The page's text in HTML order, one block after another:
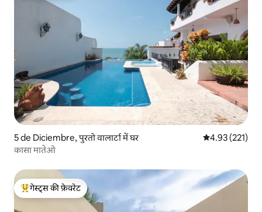
5 de Diciembre, पुरतो वालार्टा में घर औसत रेटिंग 5 में से
4.93 (221)
कासा मातेओ
गेस्ट्स का टॉप फ़ेवरेट
गेस्ट्स की फ़ेवरेट